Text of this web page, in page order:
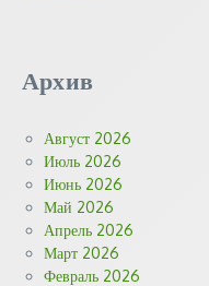
Архив
Август 2026
Июль 2026
Июнь 2026
Май 2026
Апрель 2026
Март 2026
Февраль 2026